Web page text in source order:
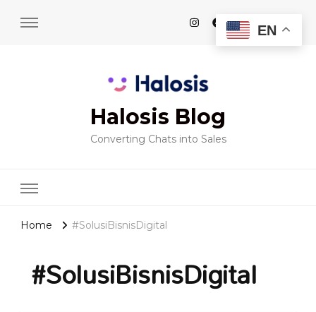
Halosis Blog
Converting Chats into Sales
Home #SolusiBisnisDigital
#SolusiBisnisDigital
EN